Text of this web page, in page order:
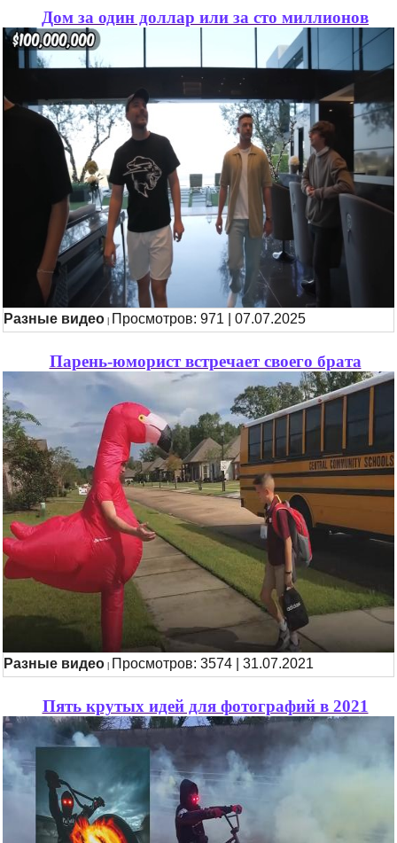
Дом за один доллар или за сто миллионов
Разные видео Просмотров: 971 | 07.07.2025
Парень-юморист встречает своего брата
Разные видео Просмотров: 3574 | 31.07.2021
Пять крутых идей для фотографий в 2021